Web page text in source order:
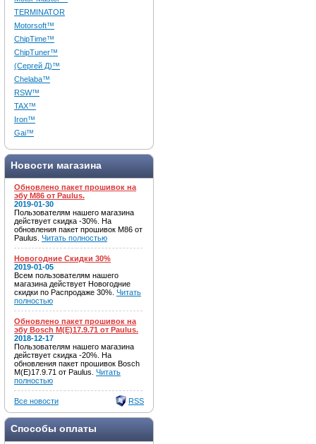
TERMINATOR
Motorsoft™
ChipTime™
ChipTuner™
(Сергей Д)™
Chelaba™
RSW™
TAX™
Iron™
Gai™
Новости магазина
Обновлено пакет прошивок на
эбу M86 от Paulus.
2019-01-30
Пользователям нашего магазина
действует скидка -30%. На
обновления пакет прошивок M86 от
Paulus. Читать полностью
Новогодние Скидки 30%
2019-01-05
Всем пользователям нашего
магазина действует Новогодние
скидки по Распродаже 30%. Читать
полностью
Обновлено пакет прошивок на
эбу Bosch M(E)17.9.71 от Paulus.
2018-12-17
Пользователям нашего магазина
действует скидка -20%. На
обновления пакет прошивок Bosch
M(E)17.9.71 от Paulus. Читать
полностью
Все новости RSS
Способы оплаты